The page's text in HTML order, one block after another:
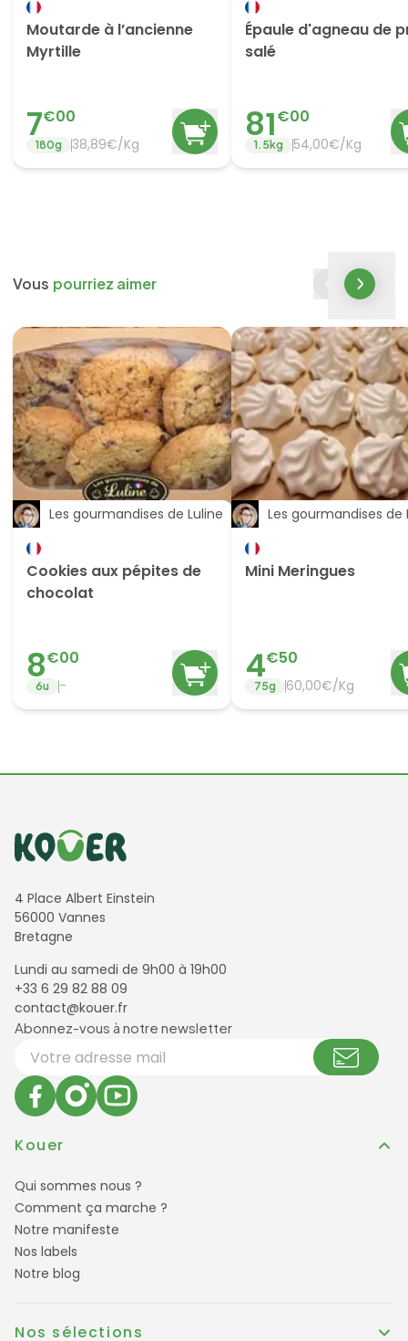
Moutarde à l’ancienne
Myrtille
7€00
180g 38,89€/Kg
Épaule d'agneau de
salé
81€00
1.5kg 54,00€/Kg
Vous pourriez aimer
Les gourmandises de Luline
Cookies aux pépites de
chocolat
8€00
6u -
Les gourmandises de
Mini Meringues
4€50
75g 60,00€/Kg
Informations de contact
4 Place Albert Einstein
56000 Vannes
Bretagne
Lundi au samedi de 9h00 à 19h00
+33 6 29 82 88 09
contact@kouer.fr
Newsletter et réseaux sociaux
Abonnez-vous à notre newsletter
Votre adresse email
Kouer
Qui sommes nous ?
Comment ça marche ?
Notre manifeste
Nos labels
Notre blog
Nos sélections